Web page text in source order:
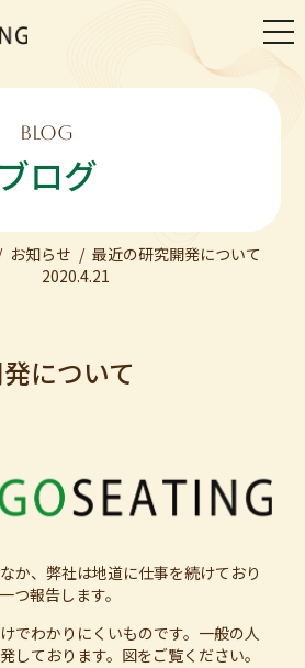
BLOG
ブログ
お知らせ
最近の研究開発について
2020.4.21
について
か、弊社は地道に仕事を続けており
つ報告します。
でわかりにくいものです。一般の人
しております。図をご覧ください。